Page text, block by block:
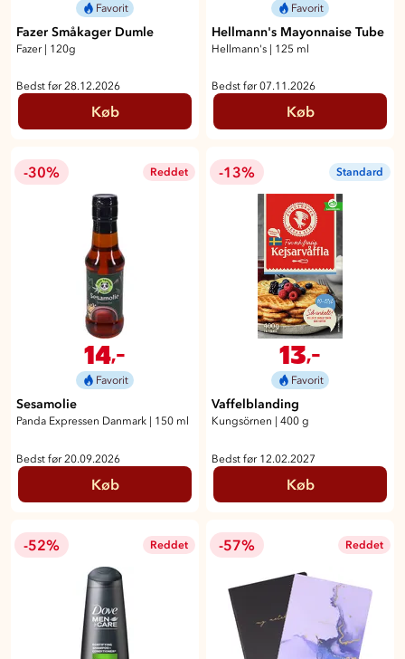
Favorit
Fazer Småkager Dumle
Fazer | 120g
Bedst før 28.12.2026
Køb
Favorit
Hellmann's Mayonnaise Tube
Hellmann's | 125 ml
Bedst før 07.11.2026
Køb
-30% Reddet
14,-
Favorit
Sesamolie
Panda Expressen Danmark 150 ml
Bedst før 20.09.2026
Køb
-13% Standard
13,-
Favorit
Vaffelblanding
Kungsörnen 400 g
Bedst før 12.02.2027
Køb
-52% Reddet -57% Reddet